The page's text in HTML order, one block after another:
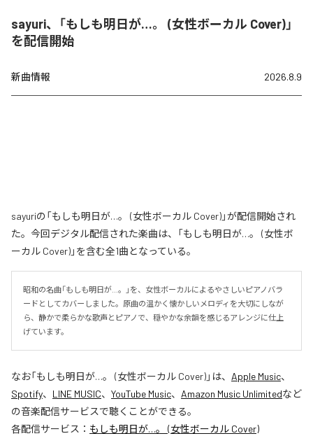
sayuri、「もしも明日が…。 (女性ボーカル Cover)」
を配信開始
新曲情報 2026.8.9
sayuriの「もしも明日が…。 (女性ボーカル Cover)」が配信開始され
た。今回デジタル配信された楽曲は、「もしも明日が…。 (女性ボ
ーカル Cover)」を含む全1曲となっている。
昭和の名曲「もしも明日が…。」を、女性ボーカルによるやさしいピアノバラ
ードとしてカバーしました。原曲の温かく懐かしいメロディを大切にしなが
ら、静かで柔らかな歌声とピアノで、穏やかな余韻を感じるアレンジに仕上
げています。
なお「もしも明日が…。 (女性ボーカル Cover)」は、 Apple Music、
Spotify、 LINE MUSIC、 YouTube Music、 Amazon Music Unlimitedなど
の音楽配信サービスで聴くことができる。
各配信サービス： もしも明日が…。 (女性ボーカル Cover)